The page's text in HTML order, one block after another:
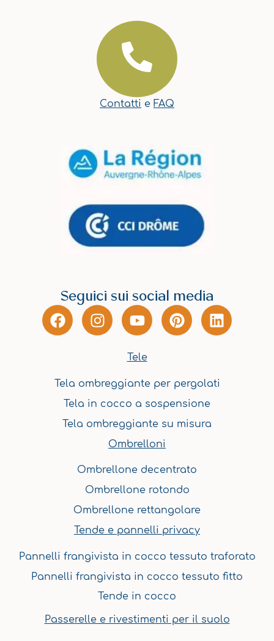
Contatti e FAQ
Seguici sui social media
F
a
o
o
k
I
n
g
r
a
Y
o
t
b
e
P
i
r
e
s
L
i
d
Tele
Tela ombreggiante per pergolati
Tela in cocco a sospensione
Tela ombreggiante su misura
Ombrelloni
Ombrellone decentrato
Ombrellone rotondo
Ombrellone rettangolare
Tende e pannelli privacy
Pannelli frangivista in cocco tessuto traforato
Pannelli frangivista in cocco tessuto fitto
Tende in cocco
Passerelle e rivestimenti per il suolo